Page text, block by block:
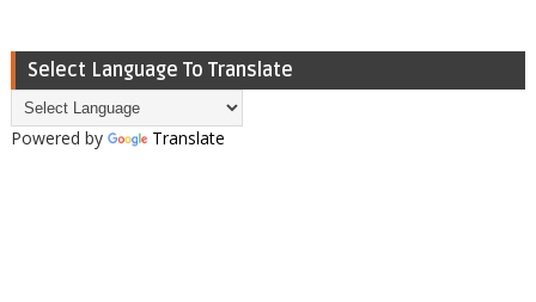
Select Language To Translate
Powered by Translate